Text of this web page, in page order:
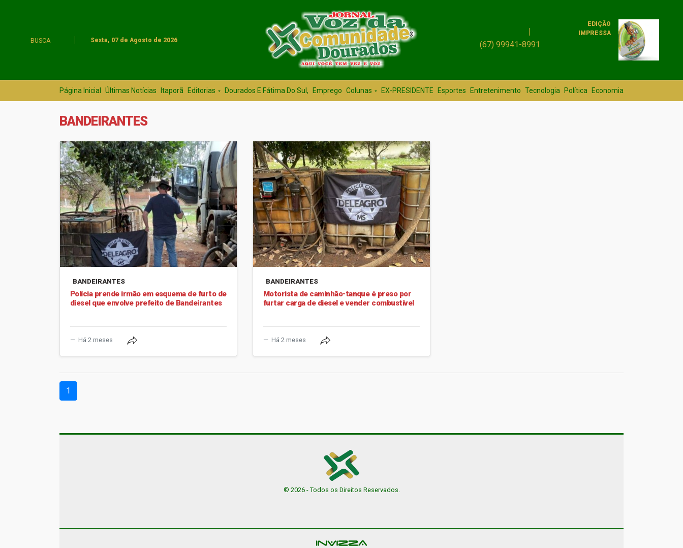
BUSCA Sexta, 07 de Agosto de 2026 (67) 99941-8991
EDIÇÃO
IMPRESSA
Página Inicial Últimas Notícias Itaporã Editorias Dourados E Fátima Do Sul, Emprego Colunas EX-PRESIDENTE Esportes Entretenimento Tecnologia Política Economia
BANDEIRANTES
BANDEIRANTES
Polícia prende irmão em esquema de furto de
diesel que envolve prefeito de Bandeirantes
Há 2 meses
BANDEIRANTES
Motorista de caminhão-tanque é preso por
furtar carga de diesel e vender combustível
Há 2 meses
1
© 2026 - Todos os Direitos Reservados.